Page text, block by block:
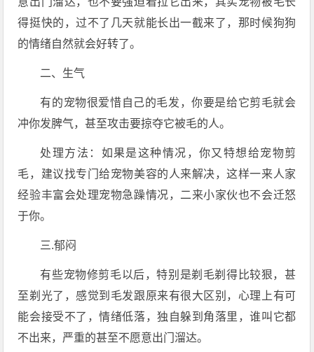
得挺快的，过不了几天就能长出一截来了，那时候狗狗
的情绪自然就会好转了。
二、生气
有的宠物很爱惜自己的毛发，你要是给它剪毛就会
冲你发脾气，甚至攻击要掠夺它被毛的人。
处理方法：如果是这种情况，你又特想给宠物剪
毛，建议找专门给宠物美容的人来解决，这样一来人家
经验丰富会处理宠物急躁情况，二来小家伙也不会迁怒
于你。
三.郁闷
有些宠物修剪毛以后，特别是剃毛剃得比较狠，甚
至剃光了，感觉到毛发跟原来有很大区别，心理上有可
能会接受不了，情绪低落，独自躲到角落里，谁叫它都
不出来，严重的甚至不愿意出门溜达。